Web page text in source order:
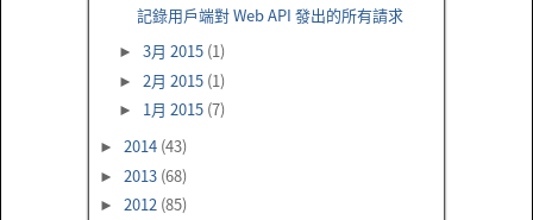
記錄用戶端對 Web API 發出的所有請求
► 3月 2015 (1)
► 2月 2015 (1)
► 1月 2015 (7)
► 2014 (43)
► 2013 (68)
► 2012 (85)